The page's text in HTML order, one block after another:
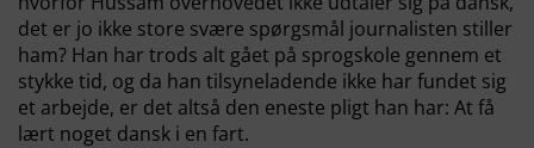
det er jo ikke store svære spørgsmål journalisten stiller
ham? Han har trods alt gået på sprogskole gennem et
stykke tid, og da han tilsyneladende ikke har fundet sig
et arbejde, er det altså den eneste pligt han har: At få
lært noget dansk i en fart.